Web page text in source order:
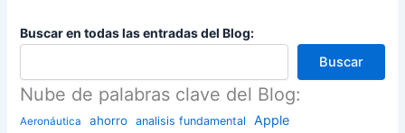
Buscar en todas las entradas del Blog:
Buscar
Nube de palabras clave del Blog:
Aeronáutica ahorro analisis fundamental Apple